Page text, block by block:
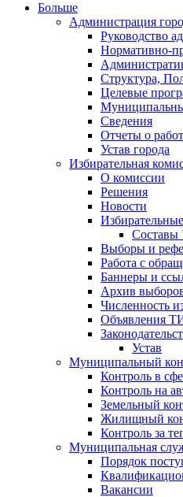
Больше
Администрация
Руководство
Нормативно-
Структура,
Целевые
Сведения
Отчеты о
Устав города
Избирательная
О комиссии
Решения
Новости
Выборы и
Работа с
Баннеры и
Архив
Численность
Объявления
Устав
Муниципальный
Контроль в
Контроль на
Земельный
Жилищный
Контроль за
Муниципальная
Порядок
Вакансии